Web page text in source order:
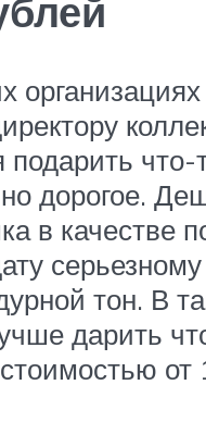
подарить что-
дорогое.
в качестве
тон. В
дарить
от